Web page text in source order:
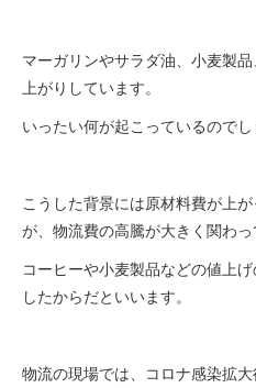
マーガリンやサラダ油、小麦製
上がりしています。
いったい何が起こっているのでし
こうした背景には原材料費が上
が、物流費の高騰が大きく関わっ
コーヒーや小麦製品などの値上
したからだといいます。
物流の現場では、コロナ感染拡